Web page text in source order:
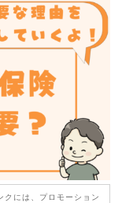
には、プロモーション